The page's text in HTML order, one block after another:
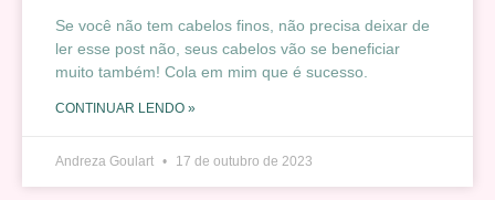
Se você não tem cabelos finos, não precisa deixar de
ler esse post não, seus cabelos vão se beneficiar
muito também! Cola em mim que é sucesso.
CONTINUAR LENDO »
Andreza Goulart 17 de outubro de 2023